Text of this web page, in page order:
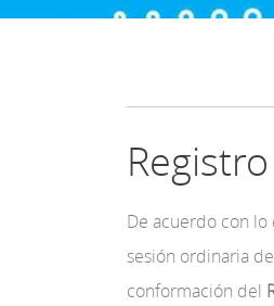
De acuerdo con
sesión ordinaria
conformación del